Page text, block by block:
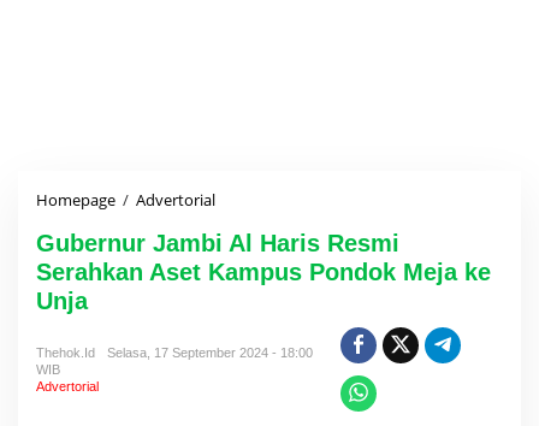
Homepage / Advertorial
b
e
r
r
Gubernur Jambi Al Haris Resmi
Serahkan Aset Kampus Pondok Meja ke
Unja
Thehok.id
Selasa, 17 September 2024 - 18:00
WIB
Advertorial